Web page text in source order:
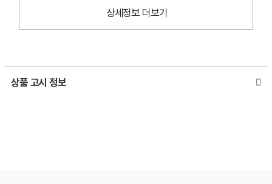
상세정보 더보기
상품 고시 정보